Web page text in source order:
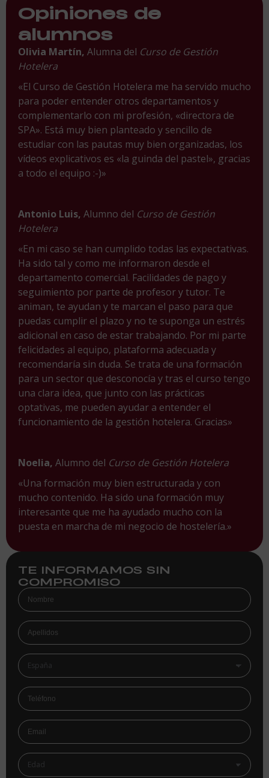
Opiniones de
alumnos
Olivia Martín, Alumna del Curso de Gestión
Hotelera
«El Curso de Gestión Hotelera me ha servido mucho
para poder entender otros departamentos y
complementarlo con mi profesión, «directora de
SPA». Está muy bien planteado y sencillo de
estudiar con las pautas muy bien organizadas, los
vídeos explicativos es «la guinda del pastel», gracias
a todo el equipo :-)»
Antonio Luis, Alumno del Curso de Gestión
Hotelera
«En mi caso se han cumplido todas las expectativas.
Ha sido tal y como me informaron desde el
departamento comercial. Facilidades de pago y
seguimiento por parte de profesor y tutor. Te
animan, te ayudan y te marcan el paso para que
puedas cumplir el plazo y no te suponga un estrés
adicional en caso de estar trabajando. Por mi parte
felicidades al equipo, plataforma adecuada y
recomendaría sin duda. Se trata de una formación
para un sector que desconocía y tras el curso tengo
una clara idea, que junto con las prácticas
optativas, me pueden ayudar a entender el
funcionamiento de la gestión hotelera. Gracias»
Noelia, Alumno del Curso de Gestión Hotelera
«Una formación muy bien estructurada y con
mucho contenido. Ha sido una formación muy
interesante que me ha ayudado mucho con la
puesta en marcha de mi negocio de hostelería.»
TE INFORMAMOS SIN
COMPROMISO